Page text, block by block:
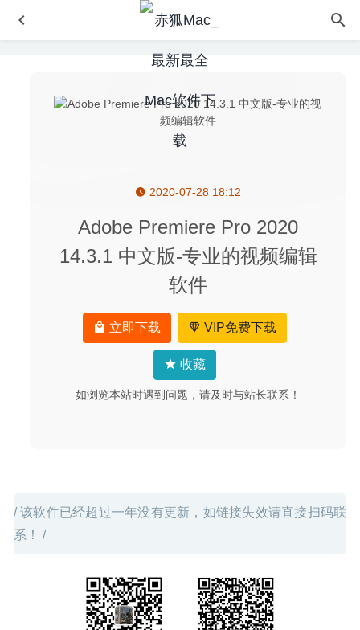
2020-07-28 18:12
Adobe Premiere Pro 2020
14.3.1 中文版-专业的视频编辑
软件
立即下载 VIP免费下载
收藏
如浏览本站时遇到问题，请及时与站长联系！
/ 该软件已经超过一年没有更新，如链接失效请直接扫码联
系！ /
Espresso 5.4.1 for Mac- 轻量级网页代码编辑器
Export for iTunes 2.1.1 – iTunes音乐导出软件
Hyperkey 0.22 – 键盘快捷键辅助修改工具 2022-10-04
Apifox 1.0.0 beta.60 – 比 Postman 更好用的接口管理平台
Cascadea 1.5 – 修改任意网站的外观样式 2020-04-15